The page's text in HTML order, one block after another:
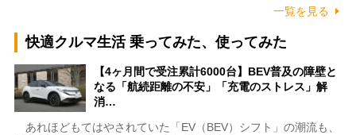
一覧を見る
快適クルマ生活 乗ってみた、使ってみた
【4ヶ月間で受注累計6000台】BEV普及の障壁と
なる「航続距離の不安」「充電のストレス」解
消…
あれほどもてはやされていた「EV（BEV）シフト」の潮流も、